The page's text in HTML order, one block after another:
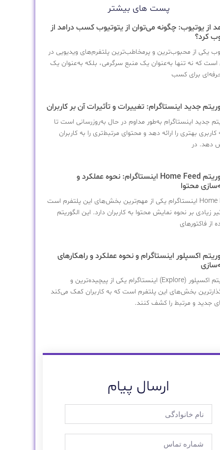
پست های بیشتر
از یوتیوب: چگونه می‌توان از یتوتیوب کسب درامد از
کرد؟
یکی از محبوب‌ترین و پرمخاطب‌ترین پلتفرم‌های ویدیویی در
که نه تنها به‌عنوان یک منبع سرگرمی، بلکه به‌عنوان یک
حرفه‌ای برای کسب
جدید اینستاگرام به‌طور مداوم در حال به‌روزرسانی است تا
کاربری بهتری را ارائه دهد و محتوای مرتبط‌تری را به کاربران
دهد. در
1الگوریتم Home Feed اینستاگرام: نحوه عملکرد و
محتوا
Home Feed اینستاگرام یکی از مهم‌ترین بخش‌های این پلتفرم است
زیادی بر نحوه نمایش محتوا به کاربران دارد. این الگوریتم
از فاکتورهای
اکسپلور اینستاگرام و نحوه عملکرد و راهکارهای
الگوریتم اکسپلور (Explore) اینستاگرام یکی از پیچیده‌ترین و
بخش‌های این پلتفرم است که به کاربران کمک می‌کند
جدید و مرتبط را کشف کنند.
ارسال پیام